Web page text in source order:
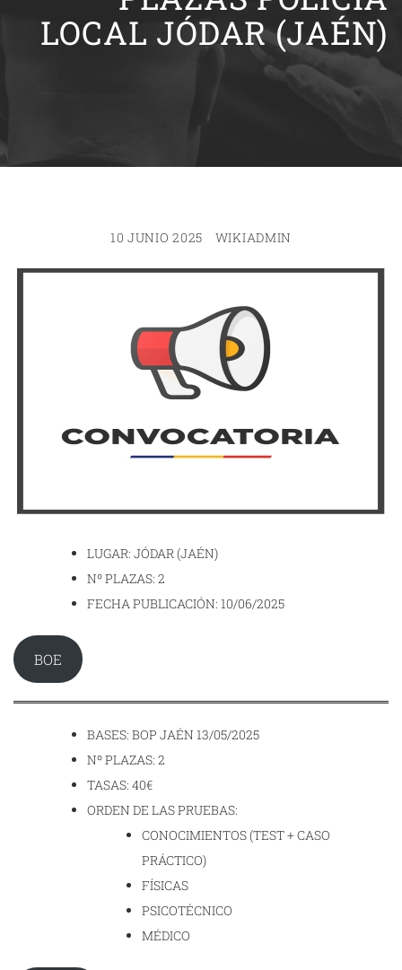
LOCAL JÓDAR (JAÉN)
10 JUNIO 2025 WIKIADMIN
LUGAR: JÓDAR (JAÉN)
Nº PLAZAS: 2
FECHA PUBLICACIÓN: 10/06/2025
BOE
BASES: BOP JAÉN 13/05/2025
Nº PLAZAS: 2
TASAS: 40€
ORDEN DE LAS PRUEBAS:
CONOCIMIENTOS (TEST + CASO
PRÁCTICO)
FÍSICAS
PSICOTÉCNICO
MÉDICO